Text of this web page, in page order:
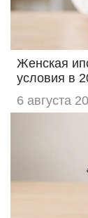
Женская
условия в
6 августа